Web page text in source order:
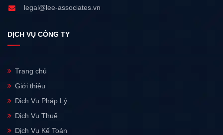
legal@lee-associates.vn
DỊCH VỤ CÔNG TY
Trang chủ
Giới thiệu
Dịch Vụ Pháp Lý
Dịch Vụ Thuế
Dịch Vụ Kế Toán